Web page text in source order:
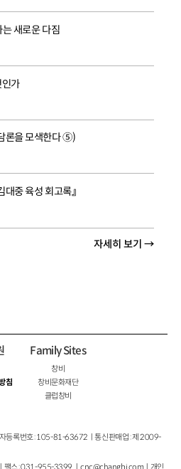
새로운 다짐
가
론을 모색한다 ⑤)
대중 육성 회고록』
자세히 보기 →
침
Family Sites
창비
창비문화재단
클럽창비
자등록번호 : 105-81-63672ㅣ통신판매업 : 제 2009-
팩스 : 031-955-3399 ㅣcnc@changbi.com ㅣ개인